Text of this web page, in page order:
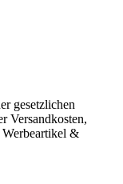
gesetzlichen
Versandkosten,
&